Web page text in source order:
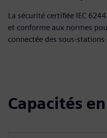
La sécurité certifiée IEC
et conforme aux normes
connectée des sous-
Capacités